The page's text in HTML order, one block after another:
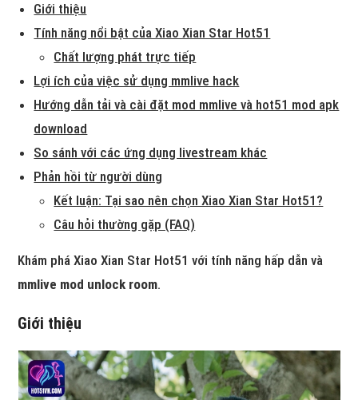
Giới thiệu
Tính năng nổi bật của Xiao Xian Star Hot51
Chất lượng phát trực tiếp
Lợi ích của việc sử dụng mmlive hack
Hướng dẫn tải và cài đặt mod mmlive và hot51 mod apk
download
So sánh với các ứng dụng livestream khác
Phản hồi từ người dùng
Kết luận: Tại sao nên chọn Xiao Xian Star Hot51?
Câu hỏi thường gặp (FAQ)
Khám phá Xiao Xian Star Hot51 với tính năng hấp dẫn và
mmlive mod unlock room.
Giới thiệu